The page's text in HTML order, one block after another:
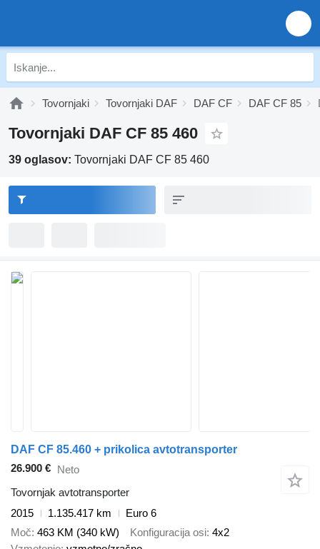
Tovornjaki Tovornjaki DAF DAF CF DAF CF 85
Tovornjaki DAF CF 85 460
39 oglasov: Tovornjaki DAF CF 85 460
DAF CF 85.460 + prikolica avtotransporter
26.900 € Neto
Tovornjak avtotransporter
2015
1.135.417 km
Euro 6
Moč 463 KM (340 kW) Konfiguracija osi 4x2